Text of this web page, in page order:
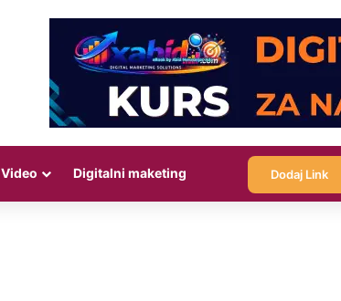
Video Digitalni maketing Dodaj Link